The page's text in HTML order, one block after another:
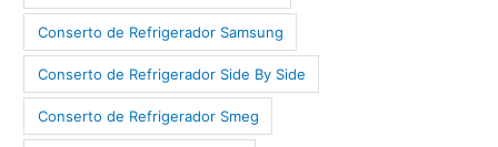
Conserto de Refrigerador Samsung
Conserto de Refrigerador Side By Side
Conserto de Refrigerador Smeg